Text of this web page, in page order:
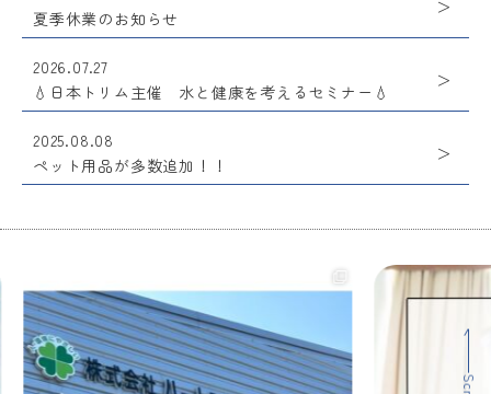
Scroll
夏季休業のお知らせ
2026.07.27
💧日本トリム主催 水と健康を考えるセミナー💧
2025.08.08
ペット用品が多数追加！！